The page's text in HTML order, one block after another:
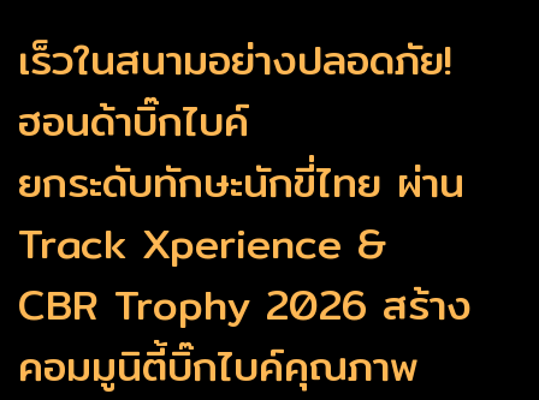
เร็วในสนามอย่างปลอดภัย!
ฮอนด้าบิ๊กไบค์
ยกระดับทักษะนักขี่ไทย ผ่าน
Track Xperience &
CBR Trophy 2026 สร้าง
คอมมูนิตี้บิ๊กไบค์คุณภาพ